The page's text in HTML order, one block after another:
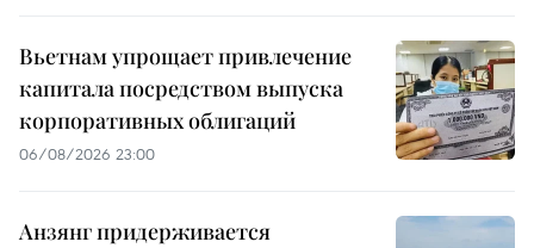
Вьетнам упрощает привлечение
капитала посредством выпуска
корпоративных облигаций
06/08/2026 23:00
Анзянг придерживается